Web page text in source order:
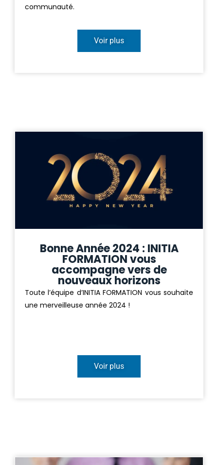
communauté.
Voir plus
Bonne Année 2024 : INITIA
FORMATION vous
accompagne vers de
nouveaux horizons
Toute l’équipe d’INITIA FORMATION vous souhaite
une merveilleuse année 2024 !
Voir plus